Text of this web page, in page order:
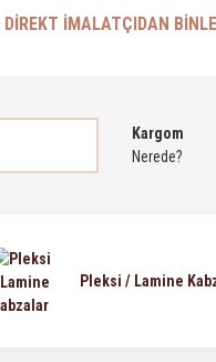
DİREKT İMALATÇIDAN
Kargom
Nerede?
Pleksi / Lamine